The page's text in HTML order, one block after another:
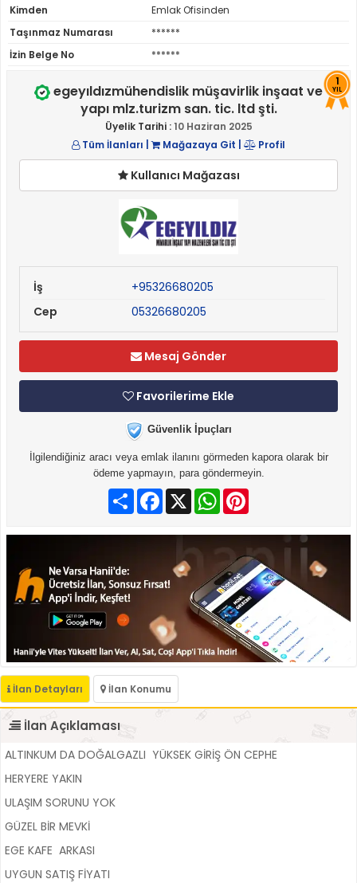
Kimden
Emlak Ofisinden
Taşınmaz Numarası
******
İzin Belge No
******
1
YIL
egeyıldızmühendislik müşavirlik inşaat ve
yapı mlz.turizm san. tic. ltd şti.
Üyelik Tarihi :10 Haziran 2025
Tüm İlanları | Mağazaya Git Profil
Kullanıcı Mağazası
İş
+95326680205
Cep
05326680205
Mesaj Gönder
Favorilerime Ekle
Güvenlik İpuçları
İlgilendiğiniz aracı veya emlak ilanını görmeden kapora olarak bir
ödeme yapmayın, para göndermeyin.
PaylaşFacebook
X WhatsApp
İlan Detayları İlan Konumu
İlan Açıklaması
ALTINKUM DA DOĞALGAZLI YÜKSEK GİRİŞ ÖN CEPHE
HERYERE YAKIN
ULAŞIM SORUNU YOK
GÜZEL BİR MEVKİ
EGE KAFE ARKASI
UYGUN SATIŞ FİYATI